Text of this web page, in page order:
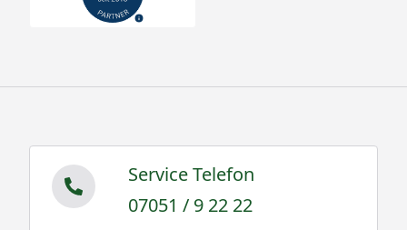
Service Telefon
07051 / 9 22 22